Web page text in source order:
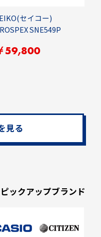
セイコー)
SNE549P
59,800
見る
ピックアップブランド